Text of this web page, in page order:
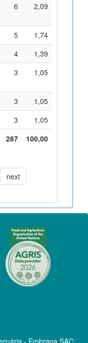
6 2,09
5
1,74
4
1,39
3 1,05
3
1,05
3
1,05
287
100,00
next
- Embrapa SAC: